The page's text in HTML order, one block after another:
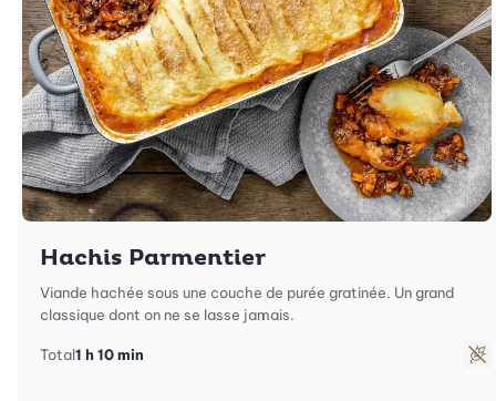
Hachis Parmentier
Viande hachée sous une couche de purée gratinée. Un grand
classique dont on ne se lasse jamais.
Total1 h 10 min